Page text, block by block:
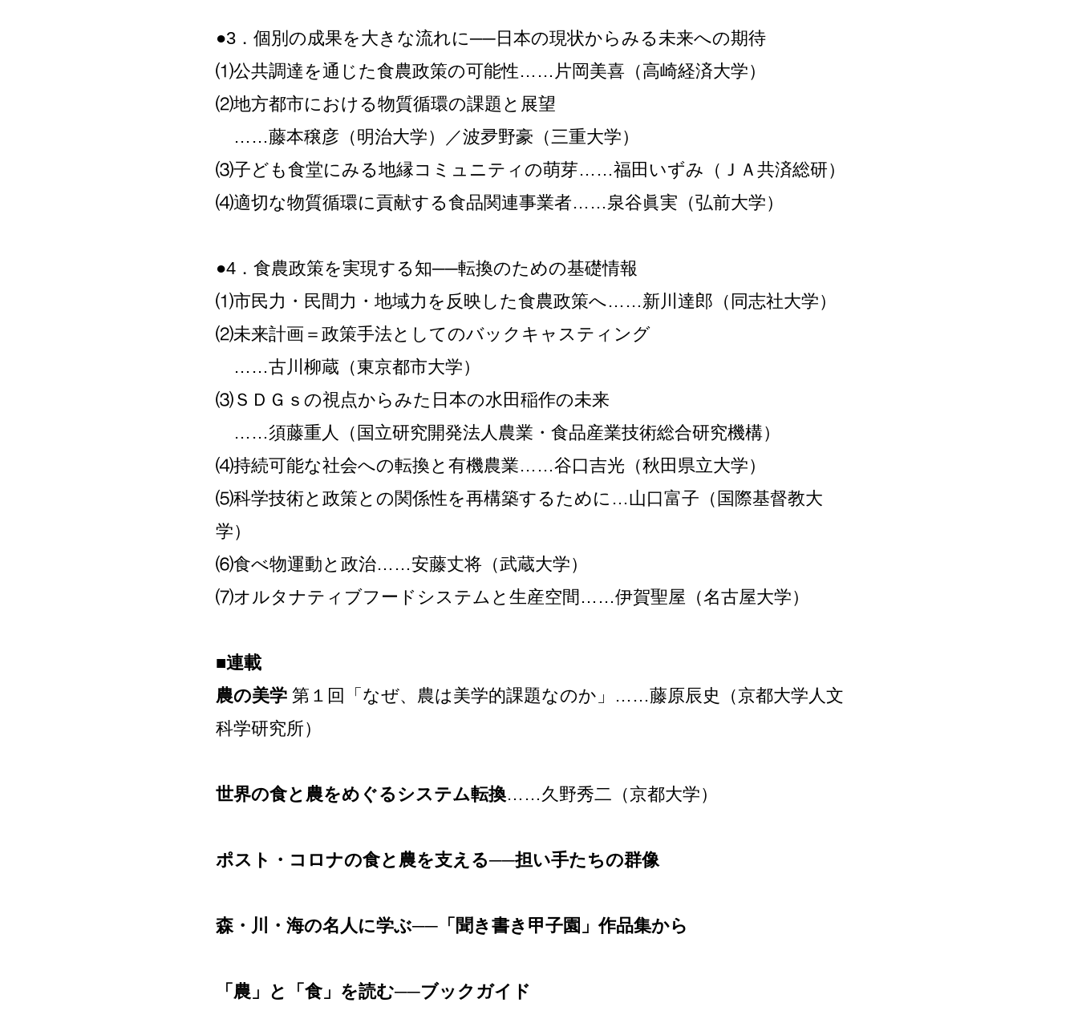
●3．個別の成果を大きな流れに──日本の現状からみる未来への期待
⑴公共調達を通じた食農政策の可能性……片岡美喜（高崎経済大学）
⑵地方都市における物質循環の課題と展望
……藤本穣彦（明治大学）／波夛野豪（三重大学）
⑶子ども食堂にみる地縁コミュニティの萌芽……福田いずみ（ＪＡ共済総研）
⑷適切な物質循環に貢献する食品関連事業者……泉谷眞実（弘前大学）
●4．食農政策を実現する知──転換のための基礎情報
⑴市民力・民間力・地域力を反映した食農政策へ……新川達郎（同志社大学）
⑵未来計画＝政策手法としてのバックキャスティング
……古川柳蔵（東京都市大学）
⑶ＳＤＧｓの視点からみた日本の水田稲作の未来
……須藤重人（国立研究開発法人農業・食品産業技術総合研究機構）
⑷持続可能な社会への転換と有機農業……谷口吉光（秋田県立大学）
⑸科学技術と政策との関係性を再構築するために…山口富子（国際基督教大
学）
⑹食べ物運動と政治……安藤丈将（武蔵大学）
⑺オルタナティブフードシステムと生産空間……伊賀聖屋（名古屋大学）
■連載
農の美学 第１回「なぜ、農は美学的課題なのか」……藤原辰史（京都大学人文
科学研究所）
世界の食と農をめぐるシステム転換……久野秀二（京都大学）
ポスト・コロナの食と農を支える──担い手たちの群像
森・川・海の名人に学ぶ──「聞き書き甲子園」作品集から
「農」と「食」を読む──ブックガイド